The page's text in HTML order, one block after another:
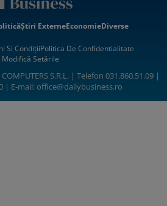
Știri ExterneEconomieDiverse
Si CondițiiPolitica De Confidentialitate
Modifică Setările
S.R.L. | Telefon 031.860.51.09 |
| E-mail:office@dailybusiness.ro